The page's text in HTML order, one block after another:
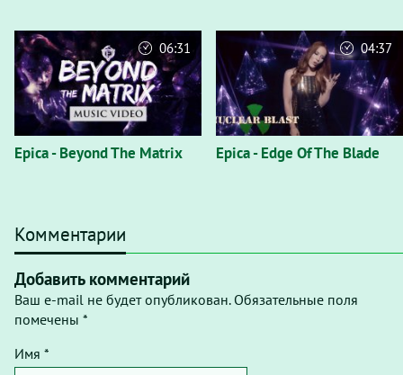
Epica - Beyond The Matrix
06:31
Epica - Edge Of The Blade
04:37
Комментарии
Добавить комментарий
Ваш e-mail не будет опубликован. Обязательные поля
помечены *
Имя *